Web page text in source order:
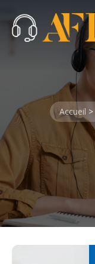
Accueil >